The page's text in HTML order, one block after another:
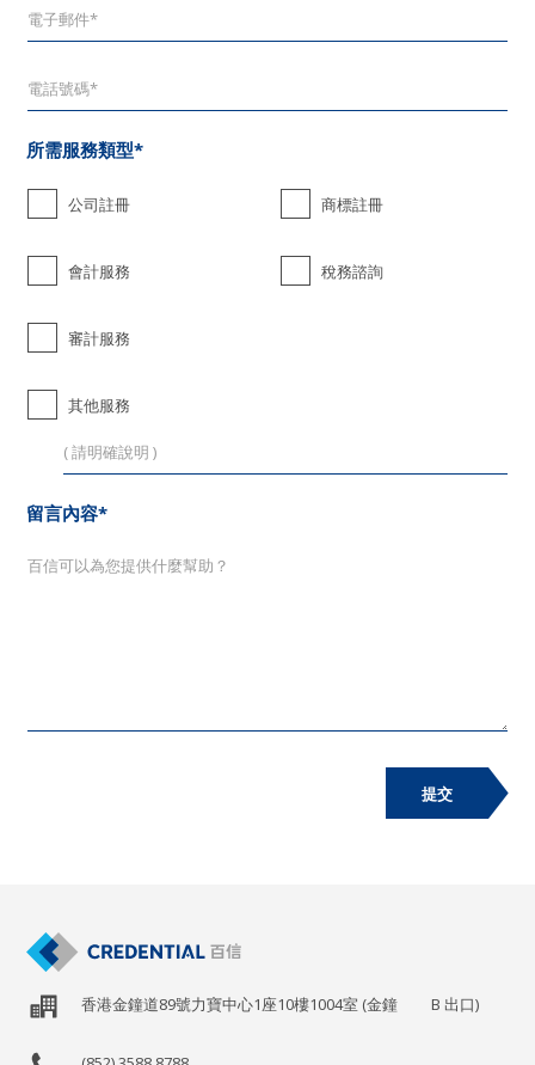
所需服務類型*
公司註冊 商標註冊
會計服務 稅務諮詢
審計服務
其他服務
留言內容*
提交
香港金鐘道89號力寶中心1座10樓1004室 (金鐘 B 出口)